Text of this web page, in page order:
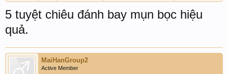
5 tuyệt chiêu đánh bay mụn bọc hiệu
quả.
MaiHanGroup2
Active Member